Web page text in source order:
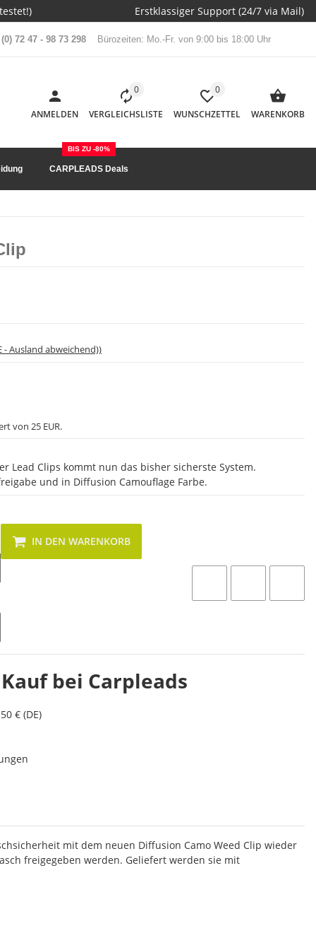
Erstklassiger Support (24/7 via Mail)
72 47 - 98 73 298 Bürozeiten: Mo.-Fr. von 9:00 bis 18:00 Uhr
ANMELDEN
0
VERGLEICHSLISTE
0
WUNSCHZETTEL WARENKORB
CARPLEADS Deals
BIS ZU -80%
- Ausland abweichend))
von 25 EUR.
Lead Clips kommt nun das bisher sicherste System.
und in Diffusion Camouflage Farbe.
IN DEN WARENKORB
bei Carpleads
€ (DE)
mit dem neuen Diffusion Camo Weed Clip wieder
freigegeben werden. Geliefert werden sie mit